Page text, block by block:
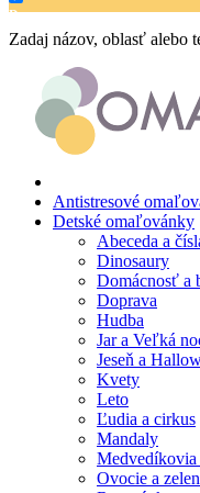
Doprava
Hudba
Jar a Veľká noc
Jeseň a Halloween
Ľudia a cirkus
Medvedíkovia a koníky
Ovocie a zelenina
Rozprávky a rozprávkové postavy
Zadaj názov, oblasť alebo
Antistresové
Detské omaľovánky
Abeceda a
Dinosaury
Domácnosť a
Doprava
Hudba
Jar a Veľká
Jeseň a
Kvety
Leto
Ľudia a cirkus
Mandaly
Ovocie a